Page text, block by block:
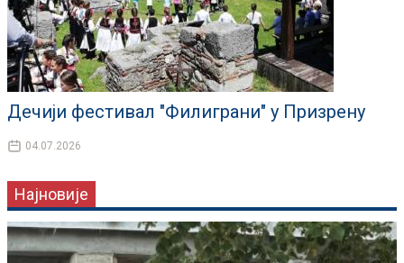
Дечији фестивал "Филиграни" у Призрену
04.07.2026
Најновије